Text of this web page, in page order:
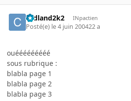
cedland2k2 INpactien
Posté(e) le 4 juin 200422 a
ouééééééééé
sous rubrique :
blabla page 1
blabla page 2
blabla page 3